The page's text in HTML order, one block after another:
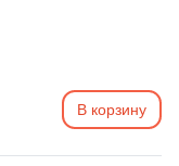
В корзину